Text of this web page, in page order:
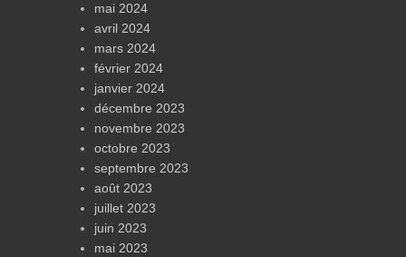
mai 2024
avril 2024
mars 2024
février 2024
janvier 2024
décembre 2023
novembre 2023
octobre 2023
septembre 2023
août 2023
juillet 2023
juin 2023
mai 2023